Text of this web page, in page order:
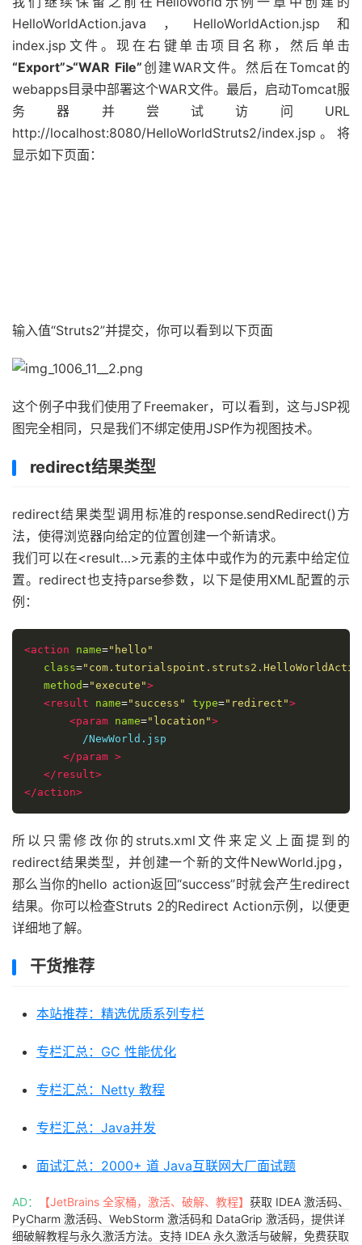
HelloWorldAction.java，HelloWorldAction.jsp和
index.jsp文件。现在右键单击项目名称，然后单击
“Export”>“WAR File”创建WAR文件。然后在Tomcat的
webapps目录中部署这个WAR文件。最后，启动Tomcat服
务器并尝试访问URL
http://localhost:8080/HelloWorldStruts2/index.jsp。将
显示如下页面：
输入值“Struts2”并提交，你可以看到以下页面
这个例子中我们使用了Freemaker，可以看到，这与JSP视
图完全相同，只是我们不绑定使用JSP作为视图技术。
redirect结果类型
redirect结果类型调用标准的response.sendRedirect()方
法，使得浏览器向给定的位置创建一个新请求。
我们可以在<result…>元素的主体中或作为的元素中给定位
置。redirect也支持parse参数，以下是使用XML配置的示
例：
<action name="hello"
class=
method="execute">
<result
name="success" type="redirect">
<param name="location">
         /NewWorld.jsp
</param >
</result>
</action>
所以只需修改你的struts.xml文件来定义上面提到的
redirect结果类型，并创建一个新的文件NewWorld.jpg，
那么当你的hello action返回“success”时就会产生redirect
结果。你可以检查Struts 2的Redirect Action示例，以便更
详细地了解。
干货推荐
本站推荐：精选优质系列专栏
专栏汇总：GC 性能优化
专栏汇总：Netty 教程
专栏汇总：Java并发
面试汇总：2000+ 道 Java互联网大厂面试题
AD： 【JetBrains 全家桶，激活、破解、教程】 获取 IDEA 激活码、
PyCharm 激活码、WebStorm 激活码和 DataGrip 激活码，提供详
细破解教程与永久激活方法。支持 IDEA 永久激活与破解，免费获取